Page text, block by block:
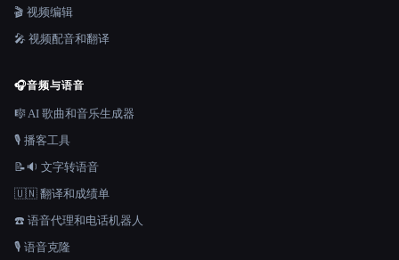
🎬 视频编辑
🎤 视频配音和翻译
🎧音频与语音
🎼 AI 歌曲和音乐生成器
🎙️ 播客工具
📝🔉 文字转语音
🇺🇳 翻译和成绩单
☎️ 语音代理和电话机器人
🎙️ 语音克隆